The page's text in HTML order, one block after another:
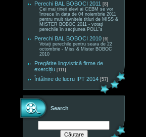
Perechi BAL BOBOCI 2011 [8]
Cei mai tineri elevi ai CEBM se vor
întrece în data de 04 noiembrie 2011
pentru mult râvnitele titluri de MISS &
MISTER BOBOC 2011 - votați
perechile în secțiunea POLL"s
Perechi BAL BOBOCI 2010 [6]
Votați perechile pentru seara de 22
octombrie - Miss & Mister BOBOC
2010
Pregătire lingvistică firme de
exercițiu [111]
Întâlnire de lucru IPT 2014 [57]
Search